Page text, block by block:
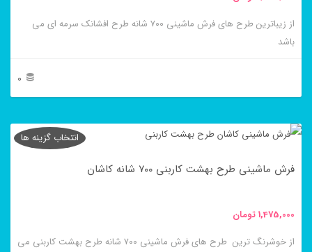
انتخاب
شوند
از زیباترین طرح های فرش ماشینی ۷۰۰ شانه طرح افشانک سرمه ای می
باشد
0
محصول
انواع
می
باشد.
فرش ماشینی طرح بهشت کاربنی ۷۰۰ شانه کاشان
1,475,000تومان
از خوشرنگ ترین طرح های فرش ماشینی ۷۰۰ شانه طرح بهشت کاربنی می
انتخاب گزینه ها